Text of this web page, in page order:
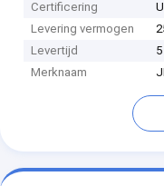
Certificering
Levering vermogen
Levertijd
Merknaam